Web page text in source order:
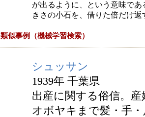
が出るように、という意味で
きさの小石を、借りた倍だけ返
類似事例（機械学習検索）
シュッサン
1939年 千葉県
出産に関する俗信。
オボヤキまで髪・手